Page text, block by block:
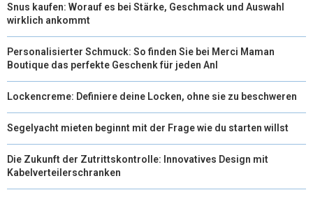
Snus kaufen: Worauf es bei Stärke, Geschmack und Auswahl
wirklich ankommt
Personalisierter Schmuck: So finden Sie bei Merci Maman
Boutique das perfekte Geschenk für jeden Anl
Lockencreme: Definiere deine Locken, ohne sie zu beschweren
Segelyacht mieten beginnt mit der Frage wie du starten willst
Die Zukunft der Zutrittskontrolle: Innovatives Design mit
Kabelverteilerschranken